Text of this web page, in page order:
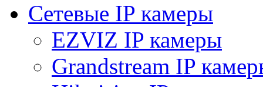
Сетевые IP камеры
EZVIZ IP камеры
Grandstream IP